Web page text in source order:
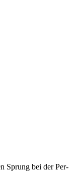
Sprung bei der Per­